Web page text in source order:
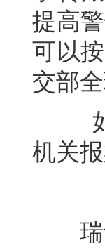
提高
可以
交部
如不
机关报
瑞